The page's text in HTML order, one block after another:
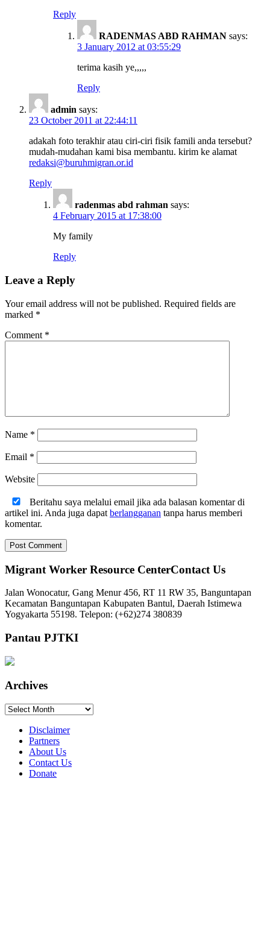
Reply
RADENMAS ABD RAHMAN says:
3 January 2012 at 03:55:29
terima kasih ye,,,,,
Reply
admin says:
23 October 2011 at 22:44:11
adakah foto terakhir atau ciri-ciri fisik famili anda tersebut?
mudah-mudahan kami bisa membantu. kirim ke alamat
redaksi@buruhmigran.or.id
Reply
radenmas abd rahman says:
4 February 2015 at 17:38:00
My family
Reply
Leave a Reply
Your email address will not be published. Required fields are
marked *
Comment *
Name *
Email *
Website
Beritahu saya melalui email jika ada balasan komentar di
artikel ini. Anda juga dapat berlangganan tanpa harus memberi
komentar.
Migrant Worker Resource CenterContact Us
Jalan Wonocatur, Gang Menur 456, RT 11 RW 35, Banguntapan
Kecamatan Banguntapan Kabupaten Bantul, Daerah Istimewa
Yogyakarta 55198. Telepon: (+62)274 380839
Pantau PJTKI
Archives
Archives
Disclaimer
Partners
About Us
Contact Us
Donate